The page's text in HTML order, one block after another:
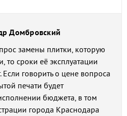
Домбровский
замены плитки, которую
то сроки её эксплуатации
Если говорить о цене вопроса
печати будет
бюджета, в том
города Краснодара